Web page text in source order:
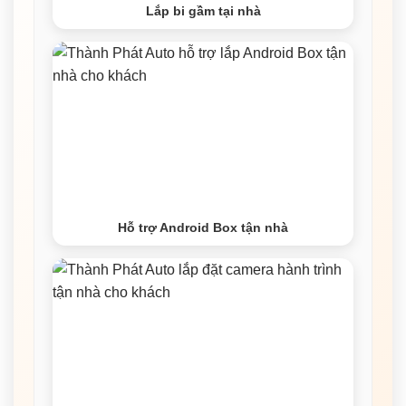
Lắp bi gầm tại nhà
Hỗ trợ Android Box tận nhà